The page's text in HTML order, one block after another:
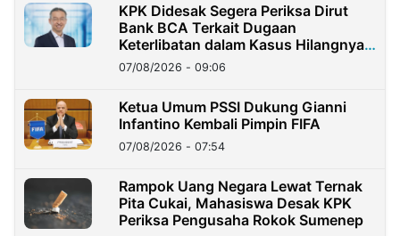
KPK Didesak Segera Periksa Dirut
Bank BCA Terkait Dugaan
Keterlibatan dalam Kasus Hilangnya
Dana Nasabah Rp2,58 Miliar
07/08/2026 - 09:06
Ketua Umum PSSI Dukung Gianni
Infantino Kembali Pimpin FIFA
07/08/2026 - 07:54
Rampok Uang Negara Lewat Ternak
Pita Cukai, Mahasiswa Desak KPK
Periksa Pengusaha Rokok Sumenep